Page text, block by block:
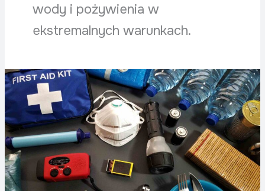
wody i pożywienia w
ekstremalnych warunkach.
Jak
skompletować
apteczkę
survivalową
do
plecaka
ewakuacyjnego